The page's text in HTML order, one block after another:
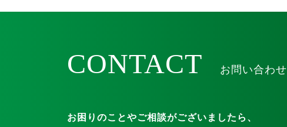
CONTACT お問い合わせ
お困りのことやご相談がございましたら、